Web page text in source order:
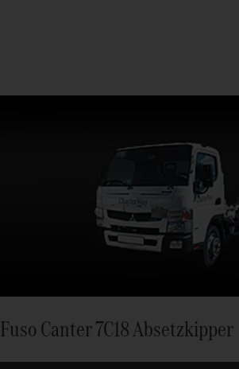
Fuso Canter 7C18 Absetzkipper